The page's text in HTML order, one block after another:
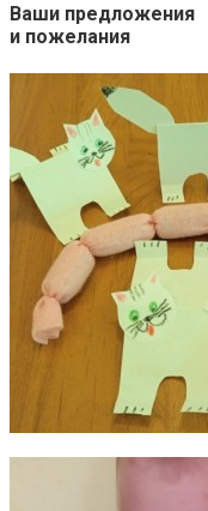
Ваши предложения
и пожелания